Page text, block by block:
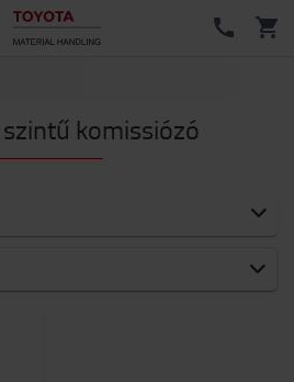
komissiózó